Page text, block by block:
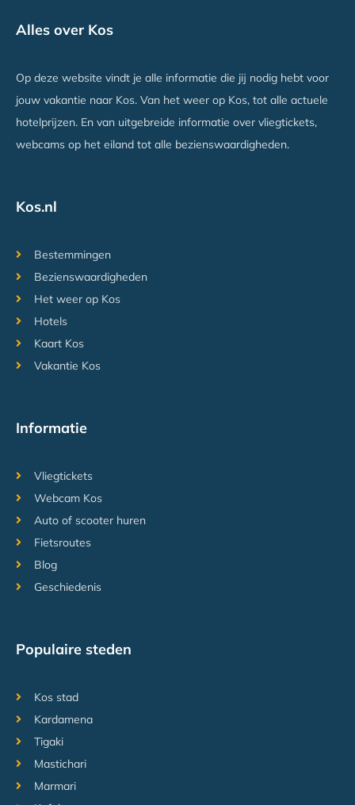
Alles over Kos
Op deze website vindt je alle informatie die jij nodig hebt voor
jouw vakantie naar Kos. Van het weer op Kos, tot alle actuele
hotelprijzen. En van uitgebreide informatie over vliegtickets,
webcams op het eiland tot alle bezienswaardigheden.
Kos.nl
Bestemmingen
Bezienswaardigheden
Het weer op Kos
Hotels
Kaart Kos
Vakantie Kos
Informatie
Vliegtickets
Webcam Kos
Auto of scooter huren
Fietsroutes
Blog
Geschiedenis
Populaire steden
Kos stad
Kardamena
Tigaki
Mastichari
Marmari